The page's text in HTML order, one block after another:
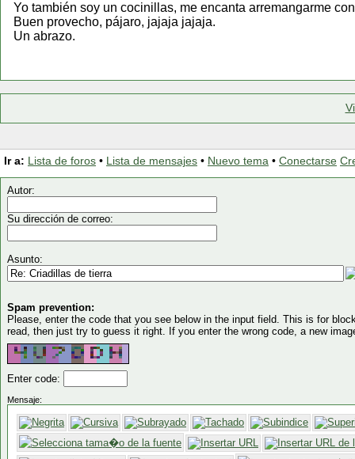
Yo también soy un cocinillas, me encanta arremangarme
Buen provecho, pájaro, jajaja jajaja.
Un abrazo.
Ir a: Lista de foros • Lista de mensajes • Nuevo tema • Conectarse
Autor:
Su dirección de correo:
Asunto:
Spam prevention:
Please, enter the code that you see below in the input field. This is for
read, then just try to guess it right. If you enter the wrong code, a new
Enter code:
Mensaje: